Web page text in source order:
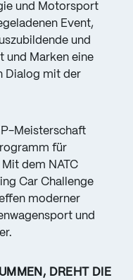
und Motorsport
Event,
und
und Marken eine
Dialog mit der
Meisterschaft
für
dem NATC
Car Challenge
moderner
und
DREHT DIE